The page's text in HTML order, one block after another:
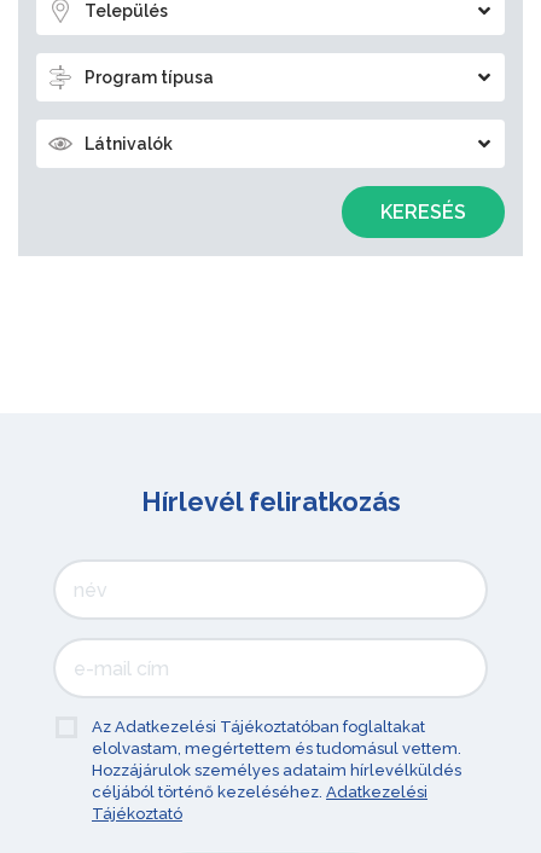
Település
Program típusa
Látnivalók
KERESÉS
Hírlevél feliratkozás
Az Adatkezelési Tájékoztatóban foglaltakat
elolvastam, megértettem és tudomásul vettem.
Hozzájárulok személyes adataim hírlevélküldés
céljából történő kezeléséhez. Adatkezelési
Tájékoztató